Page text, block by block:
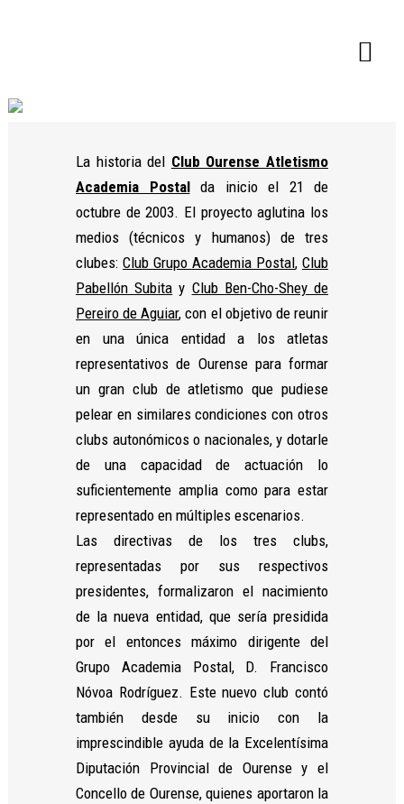
La historia del Club Ourense Atletismo
Academia Postalda inicio el 21 de
octubre de 2003. El proyecto aglutina los
medios (técnicos y humanos) de tres
clubes: Club Grupo Academia Postal, Club
Pabellón Subita y Club Ben-Cho-Shey de
Pereiro de Aguiar, con el objetivo de reunir
en una única entidad a los atletas
representativos de Ourense para formar
un gran club de atletismo que pudiese
pelear en similares condiciones con otros
clubs autonómicos o nacionales, y dotarle
de una capacidad de actuación lo
suficientemente amplia como para estar
representado en múltiples escenarios.
Las directivas de los tres clubs,
representadas por sus respectivos
presidentes, formalizaron el nacimiento
de la nueva entidad, que sería presidida
por el entonces máximo dirigente del
Grupo Academia Postal, D. Francisco
Nóvoa Rodríguez. Este nuevo club contó
también desde su inicio con la
imprescindible ayuda de la Excelentísima
Diputación Provincial de Ourense y el
Concello de Ourense, quienes aportaron la
Necesarias
cookies no
opcionales.
para que
funcione la
Estadísticas
Para que
podamos
mejorar la
funcionalidad